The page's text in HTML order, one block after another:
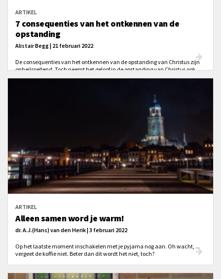
ARTIKEL
7 consequenties van het ontkennen van de
opstanding
Alistair Begg | 21 februari 2022
De consequenties van het ontkennen van de opstanding van Christus zijn
onheilspellend. Toch neemt het geloof in de opstanding van Christus ook
ARTIKEL
Alleen samen word je warm!
dr. A.J.(Hans) van den Herik | 3 februari 2022
Op het laatste moment inschakelen met je pyjama nog aan. Oh wacht, ...
vergeet de koffie niet. Beter dan dit wordt het niet, toch?